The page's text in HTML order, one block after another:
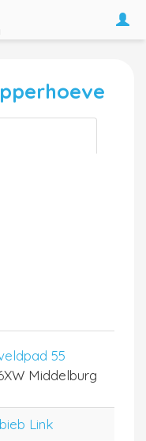
55
Middelburg
Link